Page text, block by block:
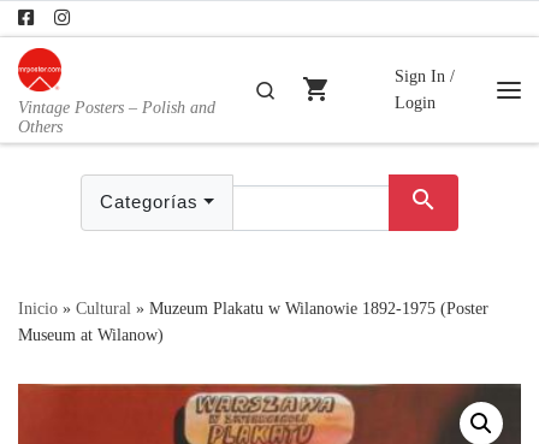
Skip to content
Vintage Posters – Polish and
Others
Buscar
shopping_cart
Sign In /
Login
Categorías search
Inicio » Cultural » Muzeum Plakatu w Wilanowie 1892-1975 (Poster
Museum at Wilanow)